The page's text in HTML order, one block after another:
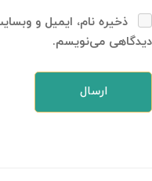
ذخیره نام، ایمیل و
دیدگاهی می‌نویسم.